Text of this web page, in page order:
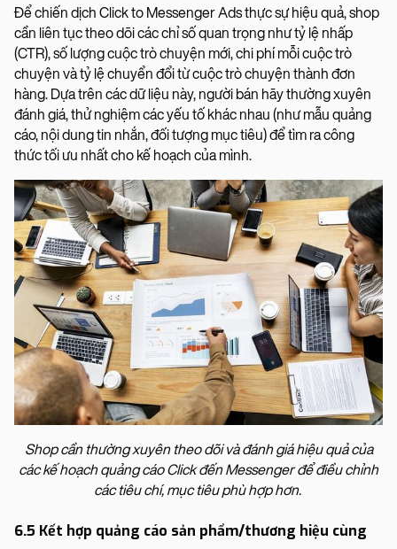
Để chiến dịch Click to Messenger Ads thực sự hiệu quả, shop
cần liên tục theo dõi các chỉ số quan trọng như tỷ lệ nhấp
(CTR), số lượng cuộc trò chuyện mới, chi phí mỗi cuộc trò
chuyện và tỷ lệ chuyển đổi từ cuộc trò chuyện thành đơn
hàng. Dựa trên các dữ liệu này, người bán hãy thường xuyên
đánh giá, thử nghiệm các yếu tố khác nhau (như mẫu quảng
cáo, nội dung tin nhắn, đối tượng mục tiêu) để tìm ra công
thức tối ưu nhất cho kế hoạch của mình.
Shop cần thường xuyên theo dõi và đánh giá hiệu quả của
các kế hoạch quảng cáo Click đến Messenger để điều chỉnh
các tiêu chí, mục tiêu phù hợp hơn.
6.5 Kết hợp quảng cáo sản phẩm/thương hiệu cùng